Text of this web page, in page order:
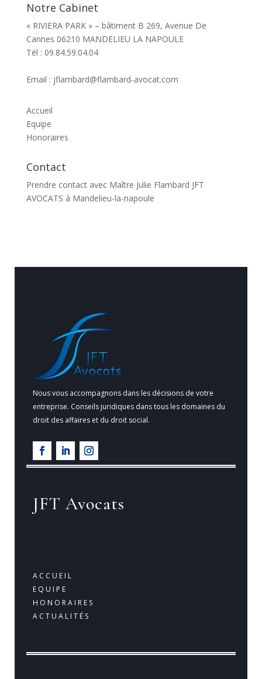
Notre Cabinet
« RIVIERA PARK » – bâtiment B 269, Avenue De
Cannes 06210 MANDELIEU LA NAPOULE
Tél : 09.84.59.04.04
Email : jflambard@flambard-avocat.com
Accueil
Equipe
Honoraires
Contact
Prendre contact avec Maître Julie Flambard JFT
AVOCATS à Mandelieu-la-napoule
Nous vous accompagnons dans les décisions de votre
entreprise. Conseils juridiques dans tous les domaines du
droit des affaires et du droit social.
JFT Avocats
ACCUEIL
EQUIPE
HONORAIRES
ACTUALITÉS